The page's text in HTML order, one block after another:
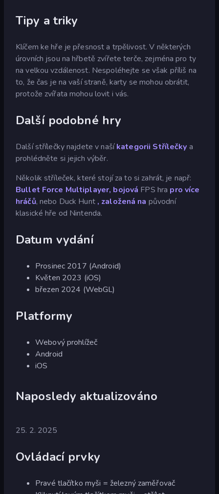
Tipy a triky
Klíčem ke hře je přesnost a trpělivost. V některých
úrovních jsou na hřbetě zvířete terče, zejména pro ty
na velkou vzdálenost. Nespoléhejte se však příliš na
to, že čas je na vaší straně, karty se mohou obrátit,
protože zvířata mohou lovit i vás.
Další podobné hry
Další střílečky najdete v našíkategorii Střílečky a
prohlédněte si jejich výběr.
Několik stříleček, které stojí za to si zahrát, je např:
Bullet Force Multiplayer, bojová FPS hra pro více
hráčů, nebo Duck Hunt , založená na původní
klasické hře od Nintenda.
Datum vydání
Prosinec 2017 (Android)
Květen 2023 (iOS)
březen 2024 (WebGL)
Platformy
Webový prohlížeč
Android
iOS
Naposledy aktualizováno
25. 2. 2025
Ovládací prvky
Pravé tlačítko myši = železný zaměřovač